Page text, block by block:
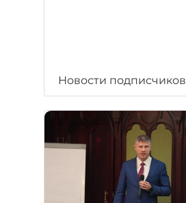
Новости подписчиков